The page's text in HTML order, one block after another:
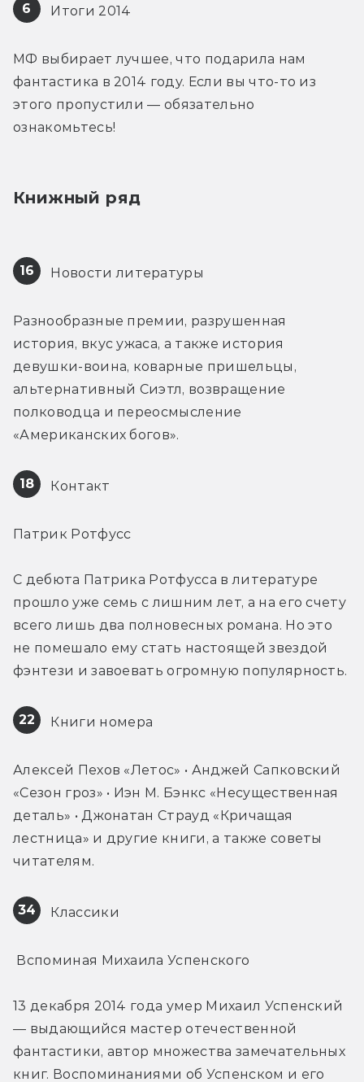
6 Итоги 2014
МФ выбирает лучшее, что подарила нам
фантастика в 2014 году. Если вы что-то из
этого пропустили — обязательно
ознакомьтесь!
Книжный ряд
16 Новости литературы
Разнообразные премии, разрушенная
история, вкус ужаса, а также история
девушки-воина, коварные пришельцы,
альтернативный Сиэтл, возвращение
полководца и переосмысление
«Американских богов».
18 Контакт
Патрик Ротфусс
С дебюта Патрика Ротфусса в литературе
прошло уже семь с лишним лет, а на его счету
всего лишь два полновесных романа. Но это
не помешало ему стать настоящей звездой
фэнтези и завоевать огромную популярность.
22 Книги номера
Алексей Пехов «Летос» • Анджей Сапковский
«Сезон гроз» • Иэн М. Бэнкс «Несущественная
деталь» • Джонатан Страуд «Кричащая
лестница» и другие книги, а также советы
читателям.
34 Классики
Вспоминая Михаила Успенского
13 декабря 2014 года умер Михаил Успенский
— выдающийся мастер отечественной
фантастики, автор множества замечательных
книг. Воспоминаниями об Успенском и его